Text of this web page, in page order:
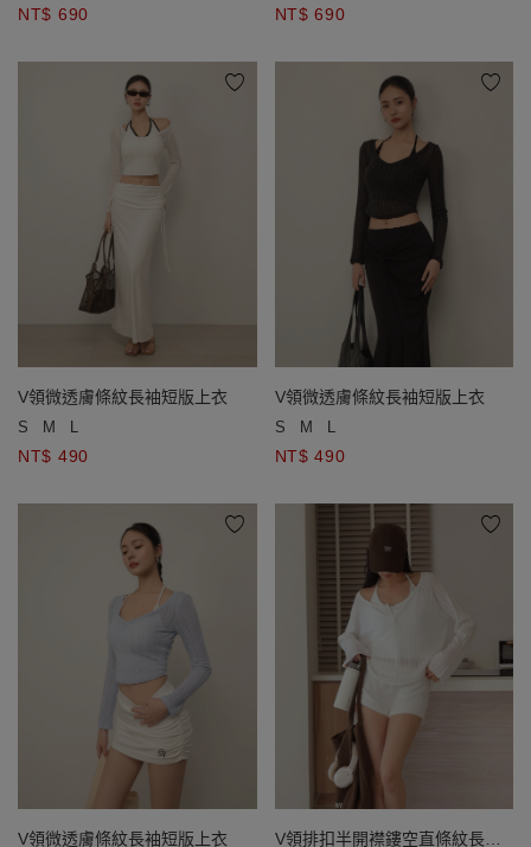
NT$ 690 NT$ 690
V領微透膚條紋長袖短版上衣
S M L
NT$ 490
V領微透膚條紋長袖短版上衣
S M L
NT$ 490
V領微透膚條紋長袖短版上衣
V領排扣半開襟鏤空直條紋長袖